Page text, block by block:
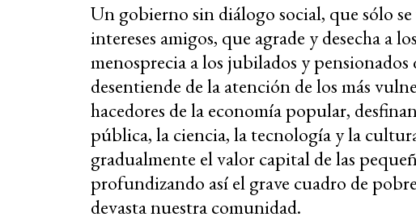
Un gobierno sin diálogo social, que sólo
intereses amigos, que agrade y desecha a
menosprecia a los jubilados y pensionados
desentiende de la atención de los más
hacedores de la economía popular,
pública, la ciencia, la tecnología y la
gradualmente el valor capital de las
profundizando así el grave cuadro de
devasta nuestra comunidad.